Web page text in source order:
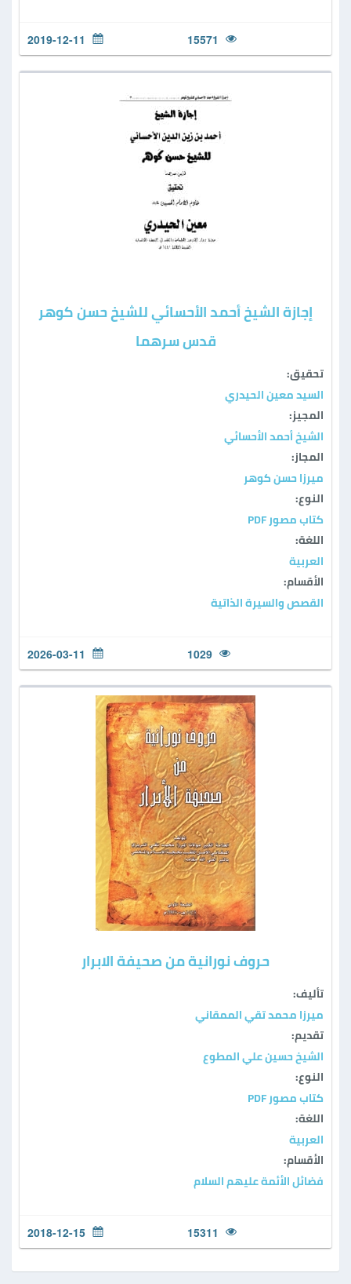
15571
2019-12-11
إجازة الشيخ أحمد الأحسائي للشيخ حسن كوهر
قدس سرهما
تحقيق:
السيد معين الحيدري
المجيز:
الشيخ أحمد الأحسائي
المجاز:
ميرزا حسن كوهر
النوع:
كتاب مصور PDF
اللغة:
العربية
الأقسام:
القصص والسيرة الذاتية
1029
2026-03-11
حروف نورانية من صحيفة الابرار
تأليف:
ميرزا محمد تقي الممقاني
تقديم:
الشيخ حسين علي المطوع
النوع:
كتاب مصور PDF
اللغة:
العربية
الأقسام:
فضائل الأئمة عليهم السلام
15311
2018-12-15